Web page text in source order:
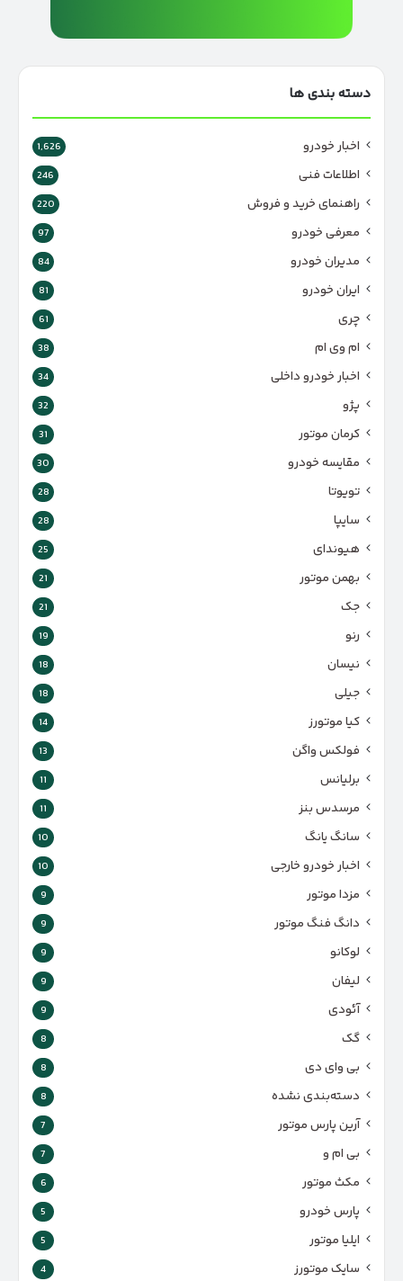
دسته بندی ها
اخبار خودرو 1,626
اطلاعات فنی 246
راهنمای خرید و فروش 220
معرفی خودرو 97
مدیران خودرو 84
ایران خودرو 81
چری 61
ام وی ام 38
اخبار خودرو داخلی 34
پژو 32
کرمان موتور 31
مقایسه خودرو 30
تویوتا 28
سایپا 28
هیوندای 25
بهمن موتور 21
جک 21
رنو 19
نیسان 18
جیلی 18
کیا موتورز 14
فولکس واگن 13
برلیانس 11
مرسدس بنز 11
سانگ یانگ 10
اخبار خودرو خارجی 10
مزدا موتور 9
دانگ فنگ موتور 9
لوکانو 9
لیفان 9
آئودی 9
گک 8
بی وای دی 8
دسته‌بندی نشده 8
آرین پارس موتور 7
بی ام و 7
مکث موتور 6
پارس‌ خودرو 5
ایلیا موتور 5
سایک موتورز 4